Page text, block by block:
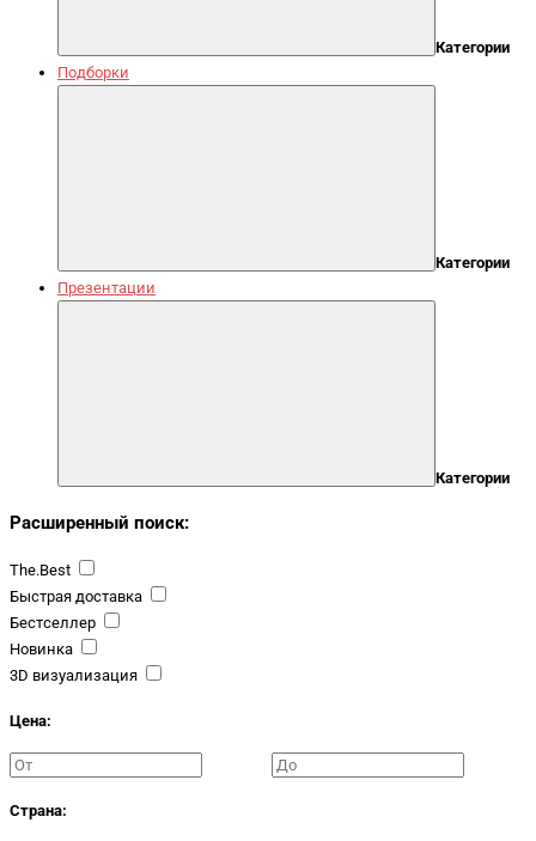
Категории
Подборки
Категории
Презентации
Категории
Расширенный поиск:
The.Best
Быстрая доставка
Бестселлер
Новинка
3D визуализация
Цена:
Страна: